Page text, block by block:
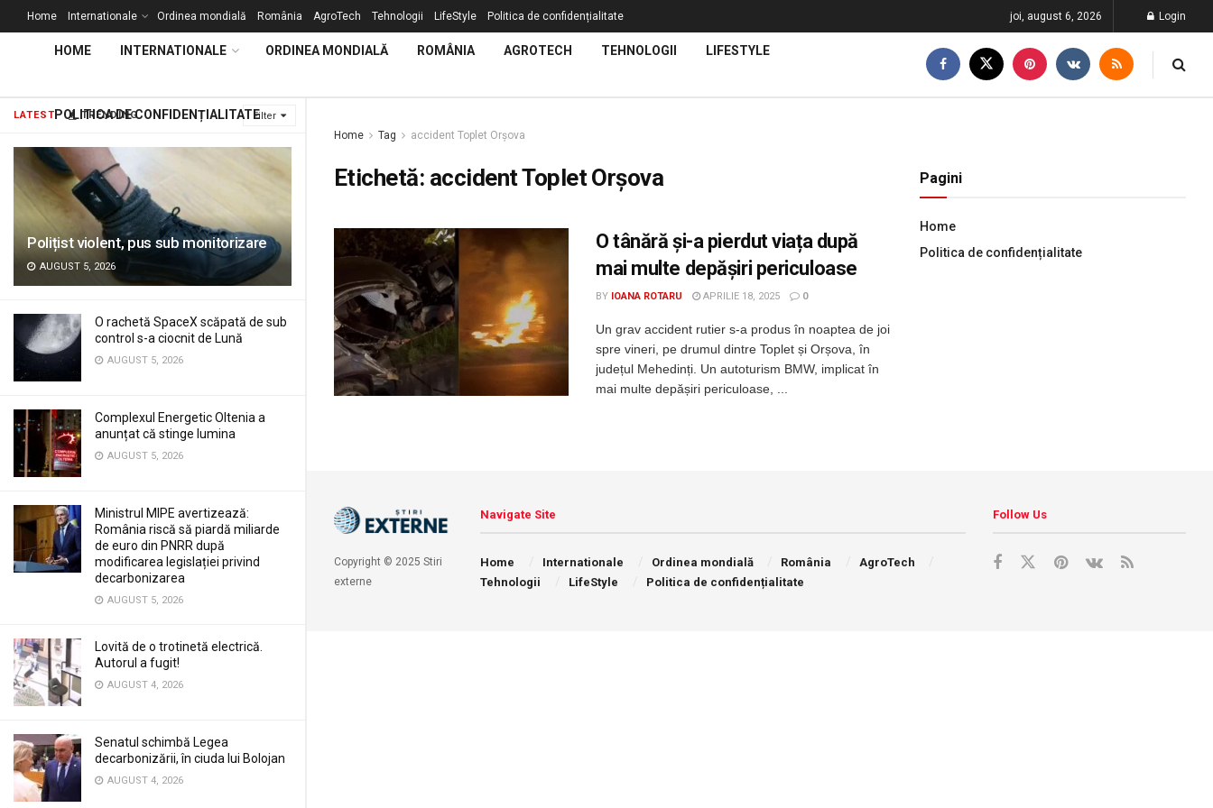
LATEST TRENDING Filter
Polițist violent, pus sub monitorizare
AUGUST 5, 2026
O rachetă SpaceX scăpată de sub
control s-a ciocnit de Lună
AUGUST 5, 2026
Complexul Energetic Oltenia a
anunțat că stinge lumina
AUGUST 5, 2026
Ministrul MIPE avertizează:
România riscă să piardă miliarde
de euro din PNRR după
modificarea legislației privind
decarbonizarea
AUGUST 5, 2026
Lovită de o trotinetă electrică.
Autorul a fugit!
AUGUST 4, 2026
Senatul schimbă Legea
decarbonizării, în ciuda lui Bolojan
AUGUST 4, 2026
Home Internationale Ordinea mondială România AgroTech Tehnologii LifeStyle Politica de confidențialitate joi, august 6, 2026 Login
HOME INTERNATIONALE ORDINEA MONDIALĂ ROMÂNIA AGROTECH TEHNOLOGII LIFESTYLE
POLITICA DE CONFIDENȚIALITATE
Home Tag accident Toplet Orșova
Etichetă: accident Toplet Orșova
O tânără și-a pierdut viața după
mai multe depășiri periculoase
BY IOANA ROTARU APRILIE 18, 2025 0
Un grav accident rutier s-a produs în noaptea de joi
spre vineri, pe drumul dintre Toplet și Orșova, în
județul Mehedinți. Un autoturism BMW, implicat în
mai multe depășiri periculoase, ...
Pagini
Home
Politica de confidențialitate
Copyright © 2025 Stiri
externe
Navigate Site
Home Internationale Ordinea mondială România
AgroTech
Tehnologii
LifeStyle Politica de confidențialitate
Follow Us